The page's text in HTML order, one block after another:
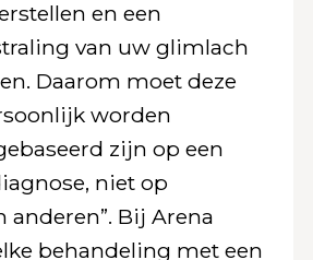
en een
van uw glimlach
Daarom moet deze
worden
zijn op een
niet op
anderen”. Bij Arena
behandeling met een